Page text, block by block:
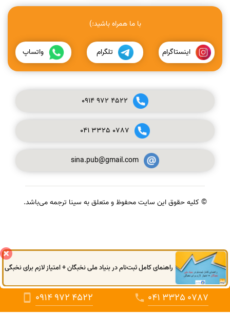
با ما همراه باشید:)
اینستاگرام تلگرام واتساپ
0914972 4522
041 3325 0787
sina.pub@gmail.com
© کلیه حقوق این سایت محفوظ و متعلق به سینا ترجمه می‌باشد.
041 3325 0787
0914972 4522
راهنمای کامل ثبت‌نام در بنیاد ملی نخبگان + امتیاز لازم برای نخبگی
گفتگوی آنلاین